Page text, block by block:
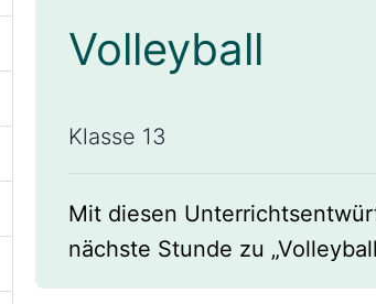
Volleyball
Klasse 13
Mit diesen
nächste Stunde zu